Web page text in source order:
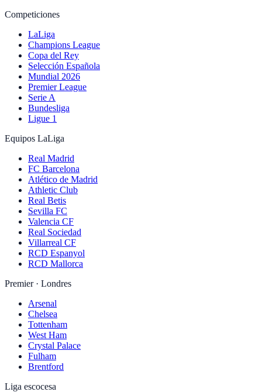
Competiciones
LaLiga
Champions League
Copa del Rey
Selección Española
Mundial 2026
Premier League
Serie A
Bundesliga
Ligue 1
Equipos LaLiga
Real Madrid
FC Barcelona
Atlético de Madrid
Athletic Club
Real Betis
Sevilla FC
Valencia CF
Real Sociedad
Villarreal CF
RCD Espanyol
RCD Mallorca
Premier · Londres
Arsenal
Chelsea
Tottenham
West Ham
Crystal Palace
Fulham
Brentford
Liga escocesa